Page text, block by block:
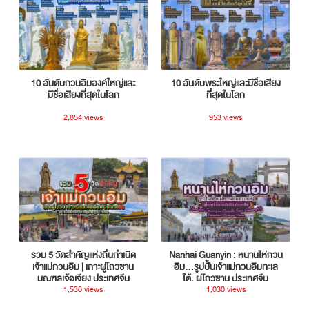
10 อันดับกวนอิมองค์ใหญ่และ
มีชื่อเสียงที่สุดในโลก
2,854 views
10 อันดับพระใหญ่และมีชื่อเสียง
ที่สุดในโลก
953 views
รวม 5 วัดสำคัญแห่งถิ่นกำเนิด
เจ้าแม่กวนอิม | เกาะผู่โถวซาน
มณฑลเจ้อเจียง ประเทศจีน
1,538 views
Nanhai Guanyin : หนานไห่กวน
อิม...รูปปั้นเจ้าแม่กวนอิมทะเล
ใต้, ผู่โถวซาน ประเทศจีน
1,030 views